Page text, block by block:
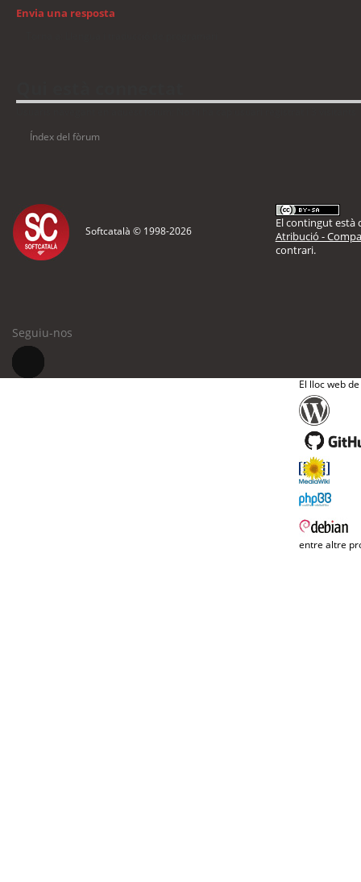
Envia una resposta
Índex del fòrum
Softcatalà © 1998-2026
El contingut està
Atribució -
contrari.
Seguiu-nos
El lloc web
entre altre